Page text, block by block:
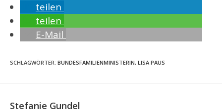
teilen
teilen
E-Mail
SCHLAGWÖRTER: BUNDESFAMILIENMINISTERIN, LISA PAUS
Stefanie Gundel